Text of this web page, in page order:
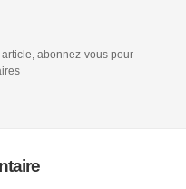
abonnez-vous pour